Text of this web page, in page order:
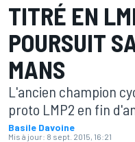
TITRÉ EN
POURSUIT
MANS
L'ancien champion
proto LMP2 en fin
Basile Davoine
Mis à jour: 8 sept. 2015, 16:21